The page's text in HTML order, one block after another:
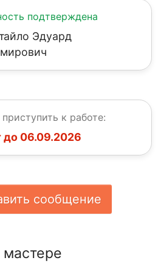
подтверждена
Эдуард
к работе:
до 06.09.2026
сообщение